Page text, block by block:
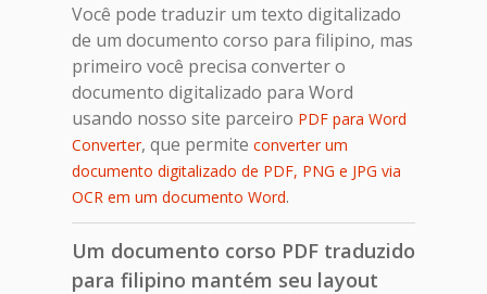
Você pode traduzir um texto digitalizado
de um documento corso para filipino, mas
primeiro você precisa converter o
documento digitalizado para Word
usando nosso site parceiro PDF para Word
Converter, que permite converter um
documento digitalizado de PDF, PNG e JPG via
OCR em um documento Word.
Um documento corso PDF traduzido
para filipino mantém seu layout